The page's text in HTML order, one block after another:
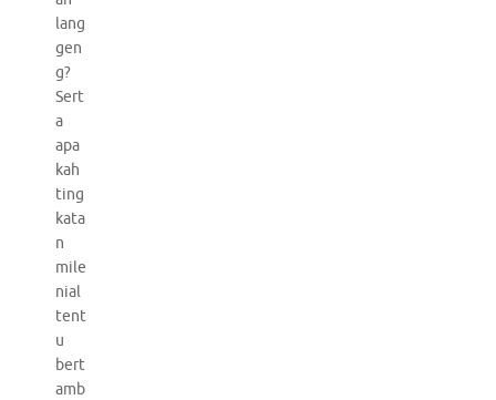
lang
gen
g?
Sert
a
apa
kah
ting
kata
n
mile
nial
tent
u
bert
amb